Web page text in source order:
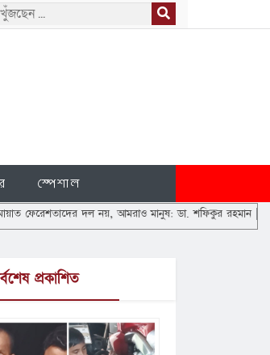
স্পেশাল
দল নয়, আমরাও মানুষ: ডা. শফিকুর রহমান| এবার শাহবাগ
প্রকাশিত